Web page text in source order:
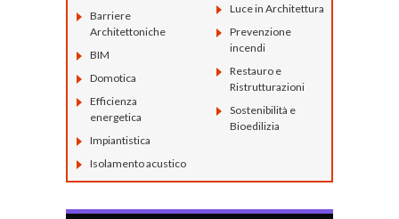
Barriere
Architettoniche
BIM
Domotica
Efficienza
energetica
Impiantistica
Isolamento acustico
Luce in Architettura
Prevenzione
incendi
Restauro e
Ristrutturazioni
Sostenibilità e
Bioedilizia